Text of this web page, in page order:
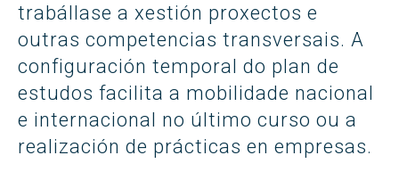
trabállase a xestión proxectos e
outras competencias transversais. A
configuración temporal do plan de
estudos facilita a mobilidade nacional
e internacional no último curso ou a
realización de prácticas en empresas.